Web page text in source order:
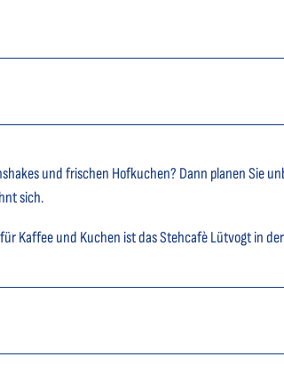
und frischen Hofkuchen? Dann planen Sie
sich.
Kaffee und Kuchen ist das Stehcafè Lütvogt in